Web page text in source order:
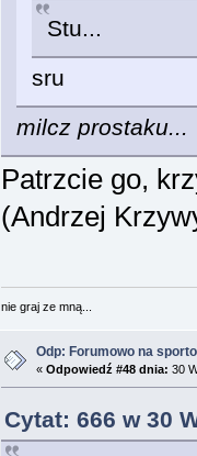
Stu...
sru
milcz prostaku...
Patrzcie go,
(Andrzej
nie graj ze mną...
Odp: Forumowo na
« Odpowiedź #48 dnia: 30
Cytat: 666 w 30